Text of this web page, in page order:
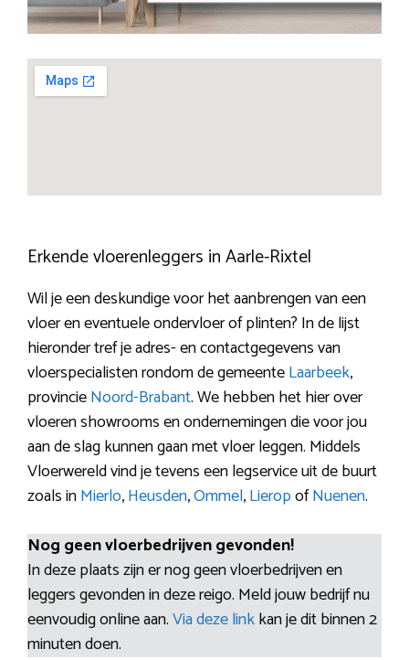
Erkende vloerenleggers in Aarle-Rixtel
Wil je een deskundige voor het aanbrengen van een
vloer en eventuele ondervloer of plinten? In de lijst
hieronder tref je adres- en contactgegevens van
vloerspecialisten rondom de gemeenteLaarbeek,
provincieNoord-Brabant. We hebben het hier over
vloeren showrooms en ondernemingen die voor jou
aan de slag kunnen gaan met vloer leggen. Middels
Vloerwereld vind je tevens een legservice uit de buurt
zoals inMierlo,Heusden,Ommel,LieropofNuenen.
Nog geen vloerbedrijven gevonden!
In deze plaats zijn er nog geen vloerbedrijven en
leggers gevonden in deze reigo. Meld jouw bedrijf nu
eenvoudig online aan.Via deze linkkan je dit binnen 2
minuten doen.